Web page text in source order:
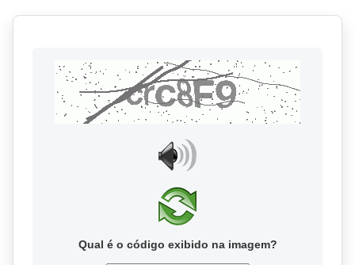
Qual é o código exibido na imagem?